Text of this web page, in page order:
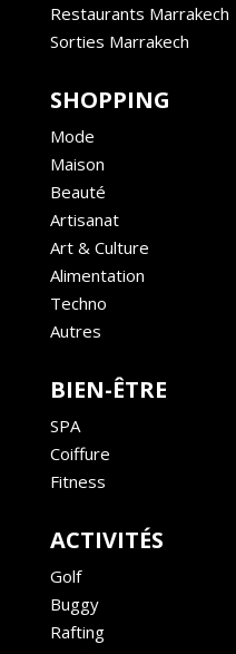
Restaurants Marrakech
Sorties Marrakech
SHOPPING
Mode
Maison
Beauté
Artisanat
Art & Culture
Alimentation
Techno
Autres
BIEN-ÊTRE
SPA
Coiffure
Fitness
ACTIVITÉS
Golf
Buggy
Rafting